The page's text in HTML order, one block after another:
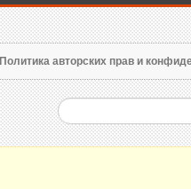
Политика авторских прав и